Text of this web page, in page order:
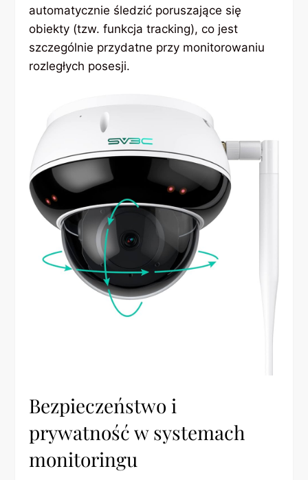
automatycznie śledzić poruszające się
obiekty (tzw. funkcja tracking), co jest
szczególnie przydatne przy monitorowaniu
rozległych posesji.
Bezpieczeństwo i
prywatność w systemach
monitoringu